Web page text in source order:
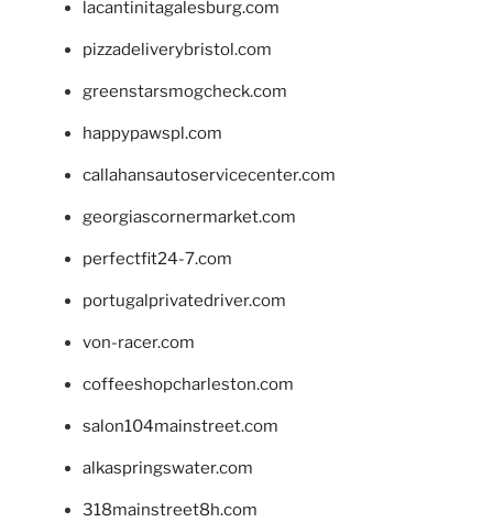
lacantinitagalesburg.com
pizzadeliverybristol.com
greenstarsmogcheck.com
happypawspl.com
callahansautoservicecenter.com
georgiascornermarket.com
perfectfit24-7.com
portugalprivatedriver.com
von-racer.com
coffeeshopcharleston.com
salon104mainstreet.com
alkaspringswater.com
318mainstreet8h.com